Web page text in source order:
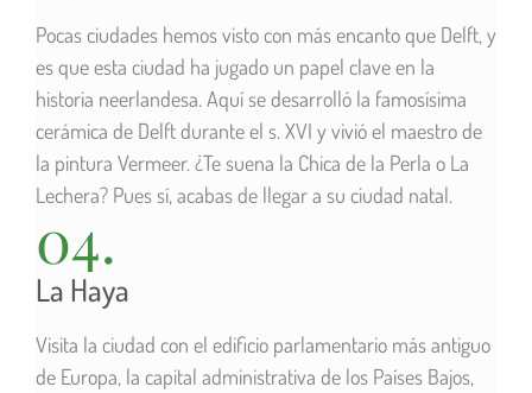
Pocas ciudades hemos visto con más encanto que Delft, y
es que esta ciudad ha jugado un papel clave en la
historia neerlandesa. Aquí se desarrolló la famosísima
cerámica de Delft durante el s. XVI y vivió el maestro de
la pintura Vermeer. ¿Te suena la Chica de la Perla o La
Lechera? Pues sí, acabas de llegar a su ciudad natal.
04.
La Haya
Visita la ciudad con el edificio parlamentario más antiguo
de Europa, la capital administrativa de los Países Bajos,